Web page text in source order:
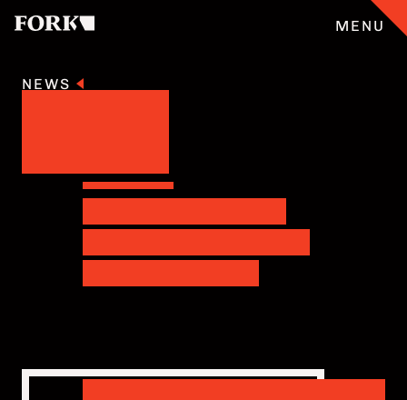
MENU
ANGEBOT
JOBS
NEWS